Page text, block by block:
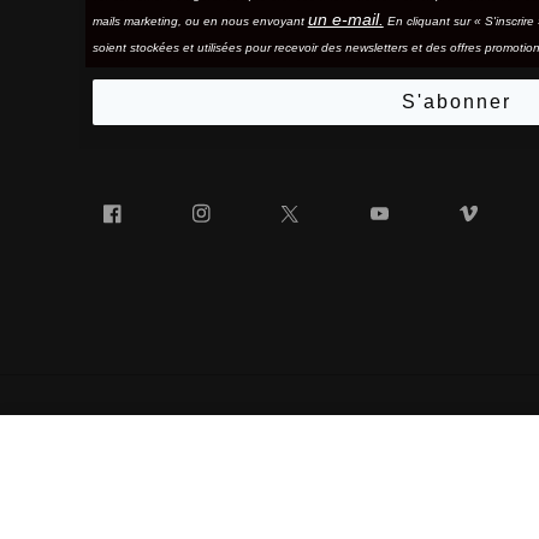
mails marketing, ou en nous envoyant un e-mail. En cliquant sur «
soient stockées et utilisées pour recevoir des newsletters et des offres
S'abonner
Facebook Instagram YouTube